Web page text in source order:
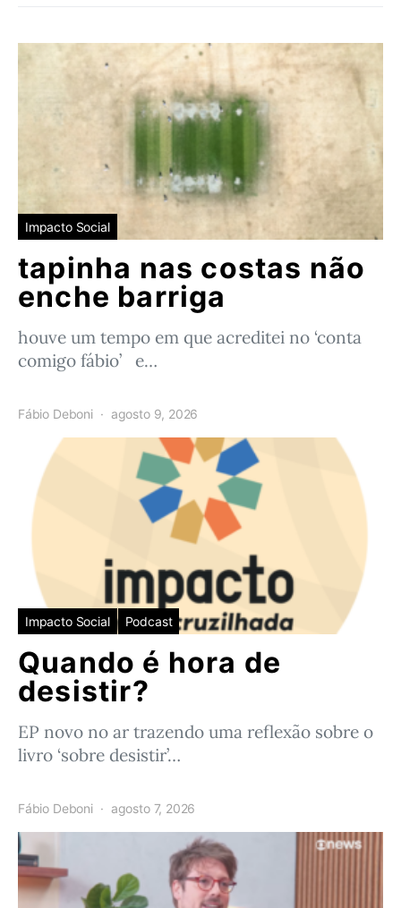
Impacto Social
tapinha nas costas não
enche barriga
houve um tempo em que acreditei no ‘conta
comigo fábio’ e…
Fábio Deboni agosto 9, 2026
Impacto Social Podcast
Quando é hora de
desistir?
EP novo no ar trazendo uma reflexão sobre o
livro ‘sobre desistir’…
Fábio Deboni agosto 7, 2026